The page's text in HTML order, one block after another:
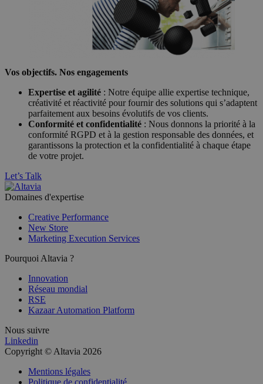
Vos objectifs. Nos engagements
Expertise et agilité : Notre équipe allie expertise technique,
créativité et réactivité pour fournir des solutions qui s’adaptent
parfaitement aux besoins évolutifs de vos clients.
Conformité et confidentialité : Nous donnons la priorité à la
conformité RGPD et à la gestion responsable des données, et
garantissons la protection et la confidentialité à chaque étape
de votre projet.
Let’s Talk
Domaines d'expertise
Creative Performance
New Store
Marketing Execution Services
Pourquoi Altavia ?
Innovation
Réseau mondial
RSE
Kazaar Automation Platform
Nous suivre
Linkedin
Copyright © Altavia 2026
Mentions légales
Politique de confidentialité